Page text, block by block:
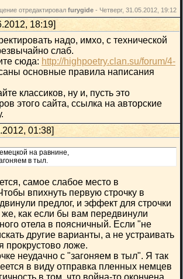
отредактировал furygide - Четверг, 31.05.2012, 19:12
18:19]
надо, имхо, с технической
слаб.
сюда: http://highpoetry.clan.su/forum/4-
основные правила написания
классиков, ну и, пусть это
этого сайта, ссылка на авторские
01:38]
на равнине,
в тыл.
самое слабое место в
впихнуть первую строчку в
предлог, и эффект для строчки
же, как если бы вам передвинули
отела в поясничный. Если "не
другие варианты, а не устраивать
прокрустово ложе.
неудачно с "загоняем в тыл". Я так
в виду отправка пленных немцев
в том, что война-то окончена